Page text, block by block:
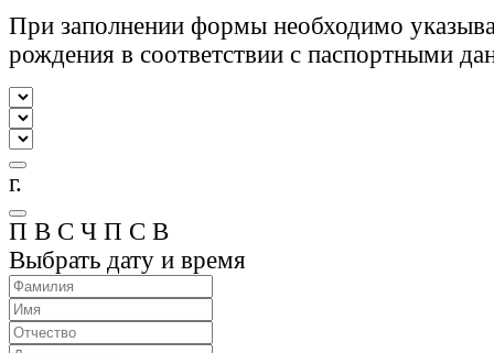
При заполнении формы необходимо
рождения в соответствии с паспортными
г.
П В С Ч П С В
Выбрать дату и время